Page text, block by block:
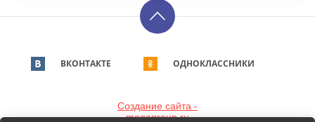
ВКОНТАКТЕ ОДНОКЛАССНИКИ
Создание сайта -
megagroup.ru